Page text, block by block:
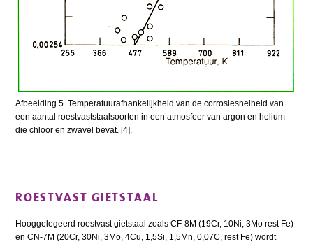
Afbeelding 5. Temperatuurafhankelijkheid van de corrosiesnelheid van
een aantal roestvaststaalsoorten in een atmosfeer van argon en helium
die chloor en zwavel bevat. [4].
ROESTVAST GIETSTAAL
Hooggelegeerd roestvast gietstaal zoals CF-8M (19Cr, 10Ni, 3Mo rest Fe)
en CN-7M (20Cr, 30Ni, 3Mo, 4Cu, 1,5Si, 1,5Mn, 0,07C, rest Fe) wordt